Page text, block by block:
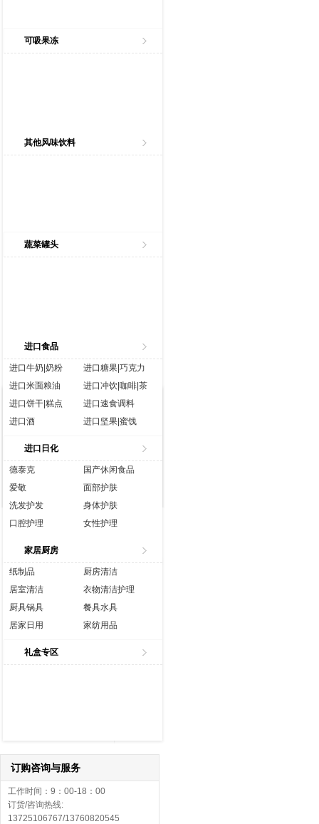
可吸果冻
其他风味饮料
蔬菜罐头
进口食品
进口牛奶|奶粉
进口糖果|巧克力
进口米面粮油
进口冲饮|咖啡|茶
进口饼干|糕点
进口速食调料
进口酒
进口坚果|蜜饯
进口日化
德泰克
国产休闲食品
爱敬
面部护肤
洗发护发
身体护肤
口腔护理
女性护理
家居厨房
纸制品
厨房清洁
居室清洁
衣物清洁护理
厨具锅具
餐具水具
居家日用
家纺用品
礼盒专区
订购咨询与服务
工作时间：9：00-18：00
订货/咨询热线:
13725106767/13760820545